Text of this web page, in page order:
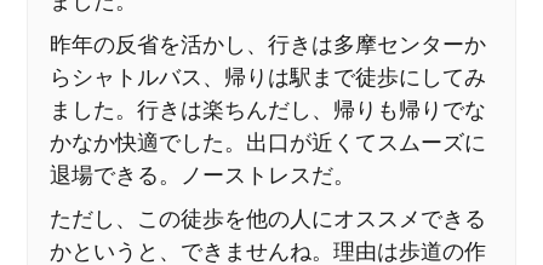
昨年の反省を活かし、行きは多摩センターか
らシャトルバス、帰りは駅まで徒歩にしてみ
ました。行きは楽ちんだし、帰りも帰りでな
かなか快適でした。出口が近くてスムーズに
退場できる。ノーストレスだ。
ただし、この徒歩を他の人にオススメできる
かというと、できませんね。理由は歩道の作